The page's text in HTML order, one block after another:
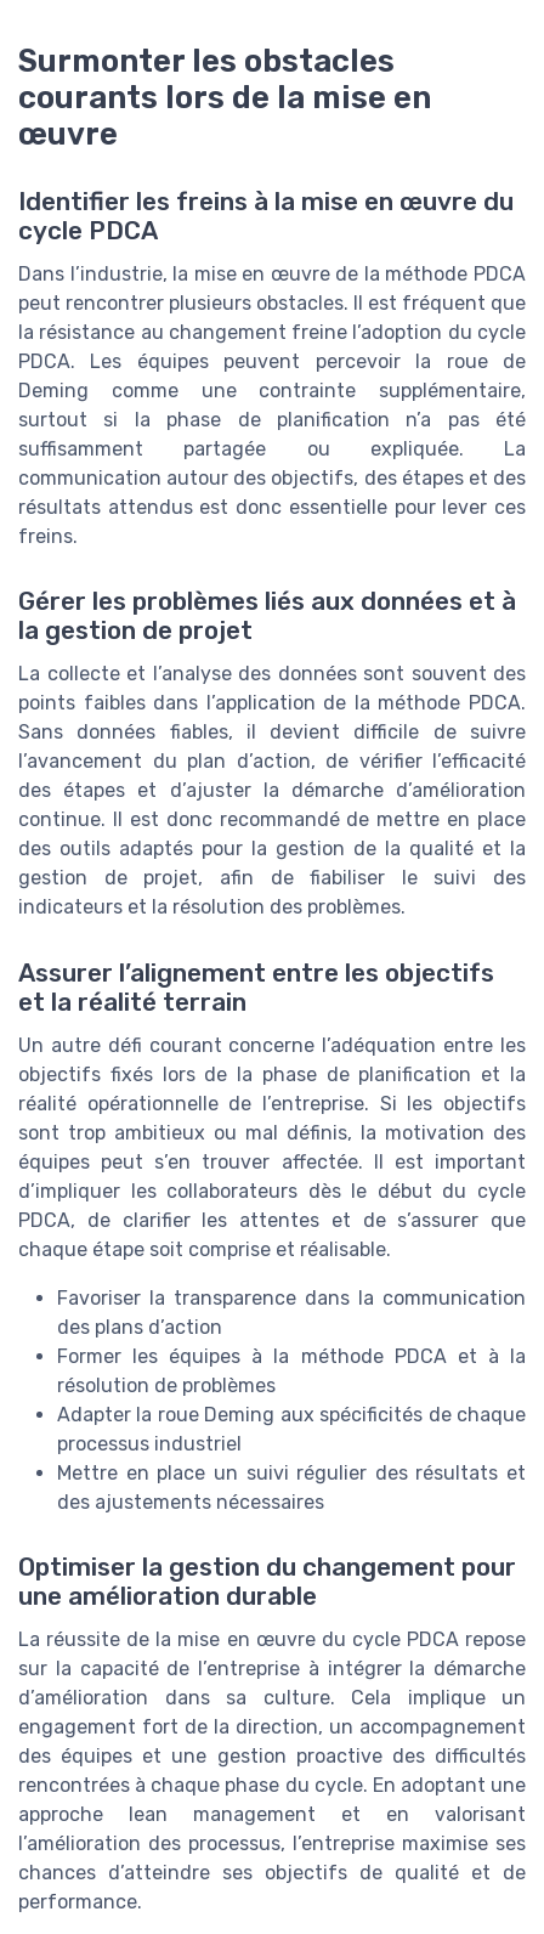
Surmonter les obstacles
courants lors de la mise en
œuvre
Identifier les freins à la mise en œuvre du
cycle PDCA
Dans l’industrie, la mise en œuvre de la méthode PDCA
peut rencontrer plusieurs obstacles. Il est fréquent que
la résistance au changement freine l’adoption du cycle
PDCA. Les équipes peuvent percevoir la roue de
Deming comme une contrainte supplémentaire,
surtout si la phase de planification n’a pas été
suffisamment partagée ou expliquée. La
communication autour des objectifs, des étapes et des
résultats attendus est donc essentielle pour lever ces
freins.
Gérer les problèmes liés aux données et à
la gestion de projet
La collecte et l’analyse des données sont souvent des
points faibles dans l’application de la méthode PDCA.
Sans données fiables, il devient difficile de suivre
l’avancement du plan d’action, de vérifier l’efficacité
des étapes et d’ajuster la démarche d’amélioration
continue. Il est donc recommandé de mettre en place
des outils adaptés pour la gestion de la qualité et la
gestion de projet, afin de fiabiliser le suivi des
indicateurs et la résolution des problèmes.
Assurer l’alignement entre les objectifs
et la réalité terrain
Un autre défi courant concerne l’adéquation entre les
objectifs fixés lors de la phase de planification et la
réalité opérationnelle de l’entreprise. Si les objectifs
sont trop ambitieux ou mal définis, la motivation des
équipes peut s’en trouver affectée. Il est important
d’impliquer les collaborateurs dès le début du cycle
PDCA, de clarifier les attentes et de s’assurer que
chaque étape soit comprise et réalisable.
Favoriser la transparence dans la communication
des plans d’action
Former les équipes à la méthode PDCA et à la
résolution de problèmes
Adapter la roue Deming aux spécificités de chaque
processus industriel
Mettre en place un suivi régulier des résultats et
des ajustements nécessaires
Optimiser la gestion du changement pour
une amélioration durable
La réussite de la mise en œuvre du cycle PDCA repose
sur la capacité de l’entreprise à intégrer la démarche
d’amélioration dans sa culture. Cela implique un
engagement fort de la direction, un accompagnement
des équipes et une gestion proactive des difficultés
rencontrées à chaque phase du cycle. En adoptant une
approche lean management et en valorisant
l’amélioration des processus, l’entreprise maximise ses
chances d’atteindre ses objectifs de qualité et de
performance.